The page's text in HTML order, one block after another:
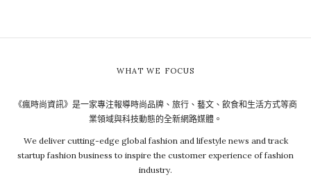
WHAT WE FOCUS
《瘋時尚資訊》是一家專注報導時尚品牌、旅行、藝文、飲食和生活方式等商
業領域與科技動態的全新網路媒體。
We deliver cutting-edge global fashion and lifestyle news and track
startup fashion business to inspire the customer experience of fashion
industry.